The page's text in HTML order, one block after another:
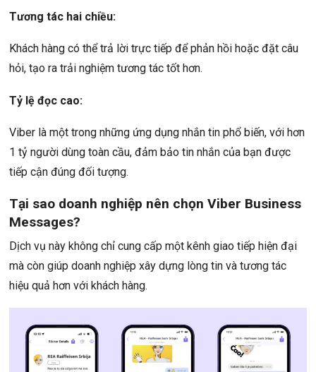
Tương tác hai chiều:
Khách hàng có thể trả lời trực tiếp để phản hồi hoặc đặt câu
hỏi, tạo ra trải nghiệm tương tác tốt hơn.
Tỷ lệ đọc cao:
Viber là một trong những ứng dụng nhắn tin phổ biến, với hơn
1 tỷ người dùng toàn cầu, đảm bảo tin nhắn của bạn được
tiếp cận đúng đối tượng.
Tại sao doanh nghiệp nên chọn Viber Business
Messages?
Dịch vụ này không chỉ cung cấp một kênh giao tiếp hiện đại
mà còn giúp doanh nghiệp xây dựng lòng tin và tương tác
hiệu quả hơn với khách hàng.